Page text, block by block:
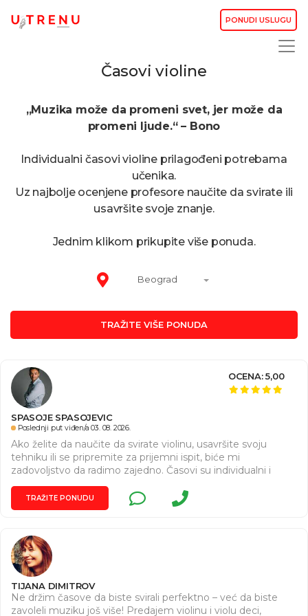
PONUDI USLUGU
Časovi violine
„Muzika može da promeni svet, jer može da
promeni ljude.“ – Bono
Individualni časovi violine prilagođeni potrebama
učenika.
Uz najbolje ocenjene profesore naučite da svirate ili
usavršite svoje znanje.
Jednim klikom prikupite više ponuda.
Beograd
TRAŽITE VIŠE PONUDA
SPASOJE SPASOJEVIC
Poslednji put viđen/a 03. 08. 2026.
Ako želite da naučite da svirate violinu, usavršite svoju
tehniku ili se pripremite za prijemni ispit, biće mi
zadovoljstvo da radimo zajedno. Časovi su individualni i
prilagođeni svakom učeniku, bez obzira na uzrast i
prethodno iskustvo. Profesor sam violine u Muzičkoj školi
„Kosta Manojlović“, diplomirao sam u Beču, master studije
Više o mom radu: www.spalespasojevic.com ???? Za sve
informacije i zakazivanje termina: 061 650 0280
TRAŽITE PONUDU
OCENA: 5,00
TIJANA DIMITROV
Ne držim časove da biste svirali perfektno – već da biste
zavoleli muziku još više! Predajem violinu i violu deci,